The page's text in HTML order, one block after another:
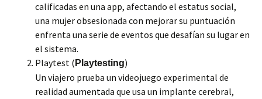
calificadas en una app, afectando el estatus social,
una mujer obsesionada con mejorar su puntuación
enfrenta una serie de eventos que desafían su lugar en
el sistema.
Playtest ( Playtesting)
Un viajero prueba un videojuego experimental de
realidad aumentada que usa un implante cerebral,